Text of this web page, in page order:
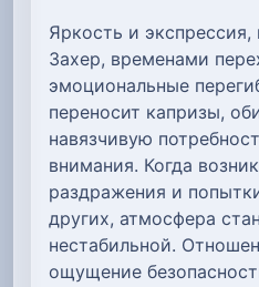
Яркость и
Захер, временами
эмоциональные
переносит капризы,
навязчивую
внимания. Когда
раздражения и
других, атмосфера
нестабильной.
ощущение